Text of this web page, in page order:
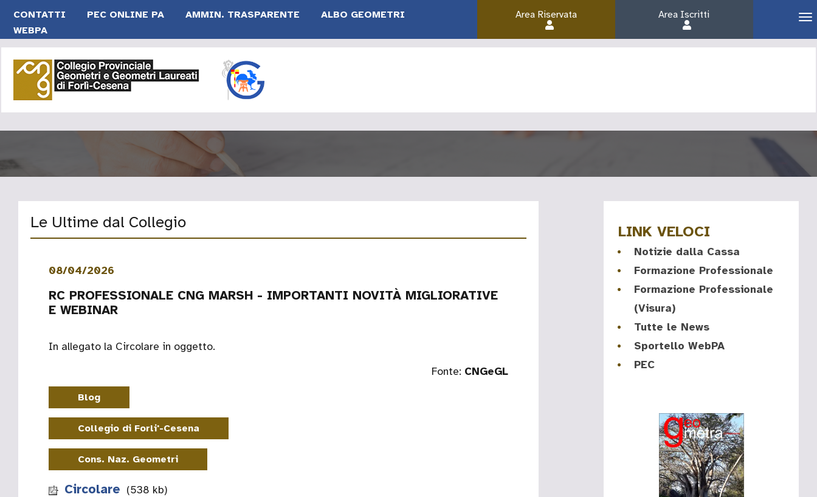
CONTATTI PEC ONLINE PA AMMIN. TRASPARENTE
ALBO GEOMETRI
WEBPA
Area Riservata Area Iscritti
Le Ultime dal Collegio
08/04/2026
RC PROFESSIONALE CNG MARSH - IMPORTANTI NOVITÀ MIGLIORATIVE
E WEBINAR
In allegato la Circolare in oggetto.
Fonte: CNGeGL
Blog
Collegio di Forli'-Cesena
Cons. Naz. Geometri
Circolare (538 kb)
LINK VELOCI
Notizie dalla Cassa
Formazione Professionale
Formazione Professionale
(Visura)
Tutte le News
Sportello WebPA
PEC